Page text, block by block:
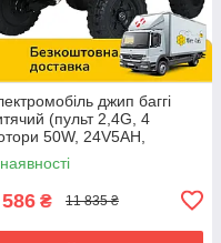
джип баггі
(пульт 2,4G, 4
50W, 24V5AH,
світло) Bambi M
11(24V)
₴ 11 835 ₴